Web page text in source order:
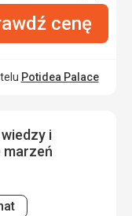
cenę
Potidea Palace
i
marzeń